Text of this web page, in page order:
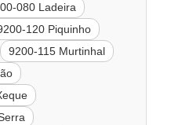
080 Ladeira
120 Piquinho
9200-115 Murtinhal